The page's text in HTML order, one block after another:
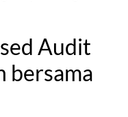
Audit
bersama